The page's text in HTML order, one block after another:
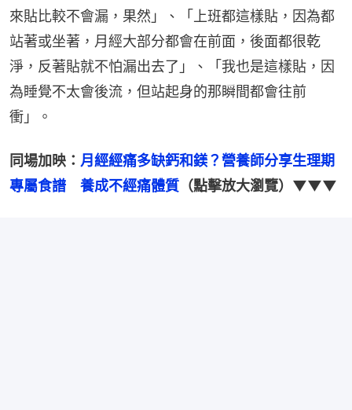
來貼比較不會漏，果然」、「上班都這樣貼，因為都
站著或坐著，月經大部分都會在前面，後面都很乾
淨，反著貼就不怕漏出去了」、「我也是這樣貼，因
為睡覺不太會後流，但站起身的那瞬間都會往前
衝」。
同場加映： 月經經痛多缺鈣和鎂？營養師分享生理期
專屬食譜　養成不經痛體質 （點擊放大瀏覽）▼▼▼